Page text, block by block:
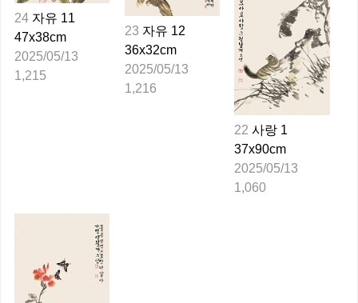
24 자유 11
47x38cm
2025/05/13
1,215
23 자유 12
36x32cm
2025/05/13
1,216
22 사랑 1
37x90cm
2025/05/13
1,060